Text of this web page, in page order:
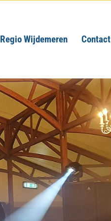
Regio Wijdemeren Contact